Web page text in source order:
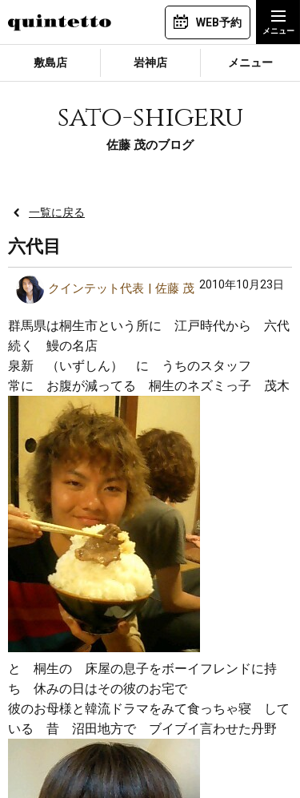
WEB予約
敷島店 岩神店 メニュー
sato-shigeru
佐藤 茂のブログ
一覧に戻る
六代目
クインテット代表 佐藤 茂 2010年10月23日
群馬県は桐生市という所に 江戸時代から 六代
続く 鰻の名店
泉新 （いずしん） に うちのスタッフ
常に お腹が減ってる 桐生のネズミっ子 茂木
と 桐生の 床屋の息子をボーイフレンドに持
ち 休みの日はその彼のお宅で
彼のお母様と韓流ドラマをみて食っちゃ寝 して
いる 昔 沼田地方で ブイブイ言わせた丹野